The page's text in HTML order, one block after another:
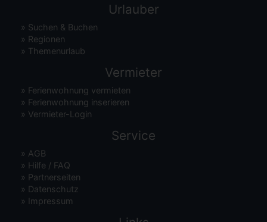
Urlauber
» Suchen & Buchen
» Regionen
» Themenurlaub
Vermieter
» Ferienwohnung vermieten
» Ferienwohnung inserieren
» Vermieter-Login
Service
» AGB
» Hilfe / FAQ
» Partnerseiten
» Datenschutz
» Impressum